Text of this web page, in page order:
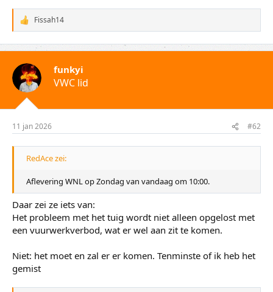
W
a
a
r
d
e
r
i
n
n
Fissah14
funkyi
VWC lid
11 jan 2026 #62
RedAce zei:
Aflevering WNL op Zondag van vandaag om 10:00.
Daar zei ze iets van:
Het probleem met het tuig wordt niet alleen opgelost met
een vuurwerkverbod, wat er wel aan zit te komen.
Niet: het moet en zal er er komen. Tenminste of ik heb het
gemist